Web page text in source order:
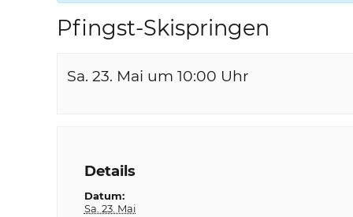
Pfingst-Skispringen
Sa. 23. Mai um 10:00 Uhr
Details
Datum:
Sa. 23. Mai